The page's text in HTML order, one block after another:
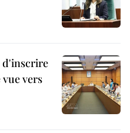
d'inscrire
vers